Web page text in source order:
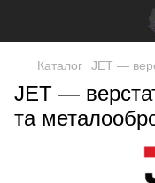
Каталог JET —
JET —
та